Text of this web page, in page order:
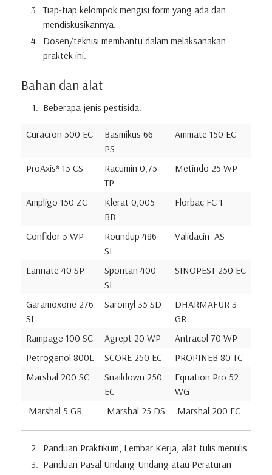
Tiap-tiap kelompok mengisi form yang ada dan
mendiskusikannya.
Dosen/teknisi membantu dalam melaksanakan
praktek ini.
Bahan dan alat
Beberapa jenis pestisida:
Curacron 500 EC
Basmikus 66
PS
Ammate 150 EC
ProAxis* 15 CS
Racumin 0,75
TP
Metindo 25 WP
Ampligo 150 ZC
Klerat 0,005
BB
Florbac FC 1
Confidor 5 WP
Roundup 486
SL
Validacin AS
Lannate 40 SP
Spontan 400
SL
SINOPEST 250 EC
Garamoxone 276
SL
Saromyl 35 SD
DHARMAFUR 3
GR
Rampage 100 SC
Agrept 20 WP
Antracol 70 WP
Petrogenol 800L
SCORE 250 EC
PROPINEB 80 TC
Marshal 200 SC
Snaildown 250
EC
Equation Pro 52
WG
Marshal 5 GR
Marshal 25 DS Marshal 200 EC
Panduan Praktikum, Lembar Kerja, alat tulis menulis
Panduan Pasal Undang-Undang atau Peraturan